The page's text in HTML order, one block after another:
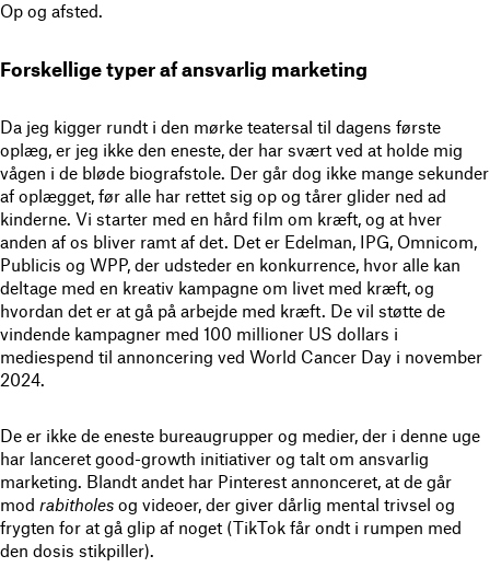
Op og afsted.
Forskellige typer af ansvarlig marketing
Da jeg kigger rundt i den mørke teatersal til dagens første
oplæg, er jeg ikke den eneste, der har svært ved at holde mig
vågen i de bløde biografstole. Der går dog ikke mange sekunder
af oplægget, før alle har rettet sig op og tårer glider ned ad
kinderne. Vi starter med en hård film om kræft, og at hver
anden af os bliver ramt af det. Det er Edelman, IPG, Omnicom,
Publicis og WPP, der udsteder en konkurrence, hvor alle kan
deltage med en kreativ kampagne om livet med kræft, og
hvordan det er at gå på arbejde med kræft. De vil støtte de
vindende kampagner med 100 millioner US dollars i
mediespend til annoncering ved World Cancer Day i november
2024.
De er ikke de eneste bureaugrupper og medier, der i denne uge
har lanceret good-growth initiativer og talt om ansvarlig
marketing. Blandt andet har Pinterest annonceret, at de går
mod rabitholes og videoer, der giver dårlig mental trivsel og
frygten for at gå glip af noget (TikTok får ondt i rumpen med
den dosis stikpiller).